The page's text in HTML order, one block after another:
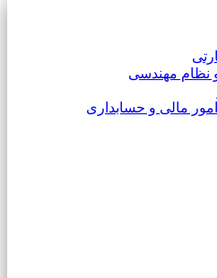
نظام مهندسی
مالی و حسابداری